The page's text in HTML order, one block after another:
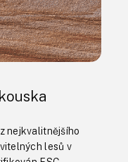
nejkvalitnějšího
lesů v